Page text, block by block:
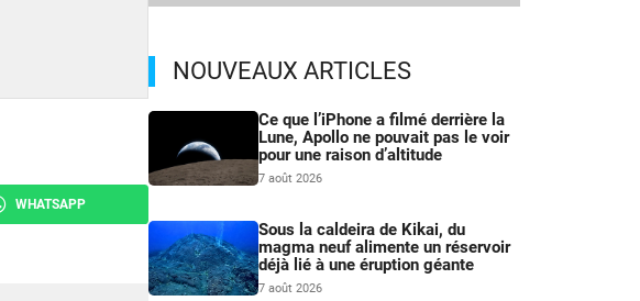
WHATSAPP
NOUVEAUX ARTICLES
Ce que l’iPhone a filmé derrière la
Lune, Apollo ne pouvait pas le voir
pour une raison d’altitude
7 août 2026
Sous la caldeira de Kikai, du
magma neuf alimente un réservoir
déjà lié à une éruption géante
7 août 2026